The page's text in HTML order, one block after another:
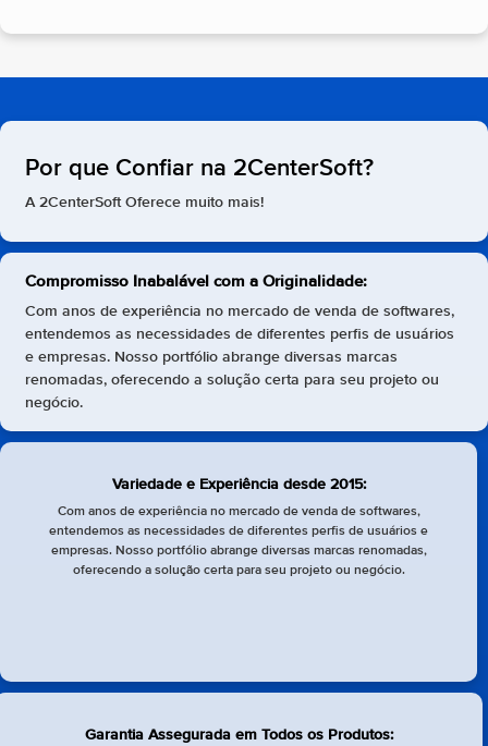
Por que Confiar na 2CenterSoft?
A 2CenterSoft Oferece muito mais!
Compromisso Inabalável com a Originalidade:
Com anos de experiência no mercado de venda de softwares,
entendemos as necessidades de diferentes perfis de usuários
e empresas. Nosso portfólio abrange diversas marcas
renomadas, oferecendo a solução certa para seu projeto ou
negócio.
Variedade e Experiência desde 2015:
Com anos de experiência no mercado de venda de softwares,
entendemos as necessidades de diferentes perfis de usuários e
empresas. Nosso portfólio abrange diversas marcas renomadas,
oferecendo a solução certa para seu projeto ou negócio.
Garantia Assegurada em Todos os Produtos: